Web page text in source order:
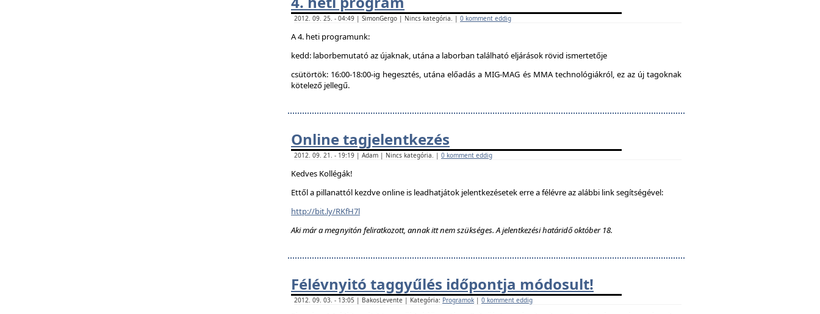
2012. 09. 25. - 04:49 | SimonGergo | Nincs kategória. | 0 komment eddig
A 4. heti programunk:
kedd: laborbemutató az újaknak, utána a laborban található eljárások rövid ismertetője
csütörtök: 16:00-18:00-ig hegesztés, utána előadás a MIG-MAG és MMA technológiákról, ez az új tagoknak
kötelező jellegű.
Online tagjelentkezés
2012. 09. 21. - 19:19 | Adam | Nincs kategória. | 0 komment eddig
Kedves Kollégák!
Ettől a pillanattól kezdve online is leadhatjátok jelentkezésetek erre a félévre az alábbi link segítségével:
http://bit.ly/RKfH7l
Aki már a megnyitón feliratkozott, annak itt nem szükséges. A jelentkezési határidő október 18.
Félévnyitó taggyűlés időpontja módosult!
2012. 09. 03. - 13:05 | BakosLevente | Kategória: Programok | 0 komment eddig